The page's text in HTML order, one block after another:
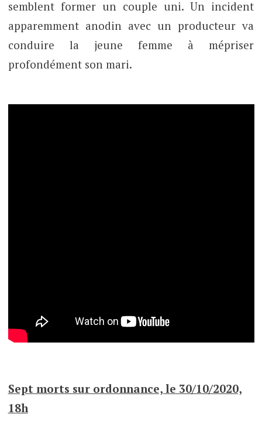
semblent former un couple uni. Un incident
apparemment anodin avec un producteur va
conduire la jeune femme à mépriser
profondément son mari.
Sept morts sur ordonnance, le 30/10/2020,
18h